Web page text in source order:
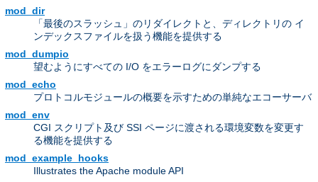
mod_dir
「最後のスラッシュ」のリダイレクトと、ディレクトリの イ
ンデックスファイルを扱う機能を提供する
mod_dumpio
望むようにすべての I/O をエラーログにダンプする
mod_echo
プロトコルモジュールの概要を示すための単純なエコーサーバ
mod_env
CGI スクリプト及び SSI ページに渡される環境変数を変更す
る機能を提供する
mod_example_hooks
Illustrates the Apache module API